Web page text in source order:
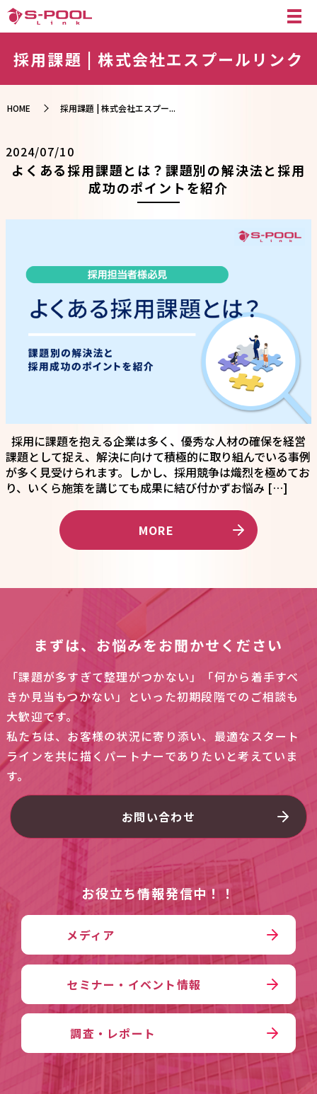
採用課題 | 株式会社エスプールリンク
HOME 採用課題 | 株式会社エスプー...
2024/07/10
よくある採用課題とは？課題別の解決法と採用
成功のポイントを紹介
採用に課題を抱える企業は多く、優秀な人材の確保を経営
課題として捉え、解決に向けて積極的に取り組んでいる事例
が多く見受けられます。しかし、採用競争は熾烈を極めてお
り、いくら施策を講じても成果に結び付かずお悩み […]
MORE
まずは、お悩みをお聞かせください
「課題が多すぎて整理がつかない」「何から着手すべ
きか見当もつかない」といった初期段階でのご相談も
大歓迎です。
私たちは、お客様の状況に寄り添い、最適なスタート
ラインを共に描くパートナーでありたいと考えていま
す。
お問い合わせ
お役立ち情報発信中！！
メディア
セミナー・イベント情報
調査・レポート